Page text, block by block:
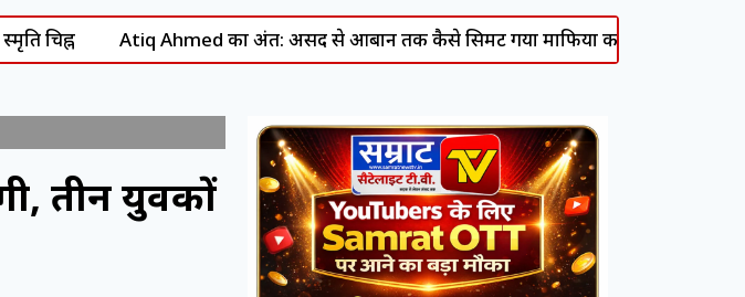
Atiq Ahmed का अंत: असद से आबान तक कैसे सिमट गया माफिया का पूरा कुनबा, जानिए कौन
तीन युवकों